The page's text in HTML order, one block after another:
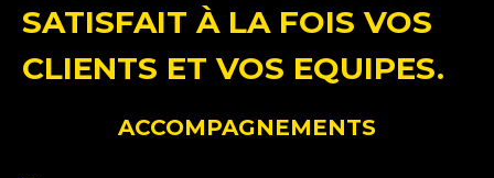
SATISFAIT À LA FOIS VOS
CLIENTS ET VOS EQUIPES.
ACCOMPAGNEMENTS